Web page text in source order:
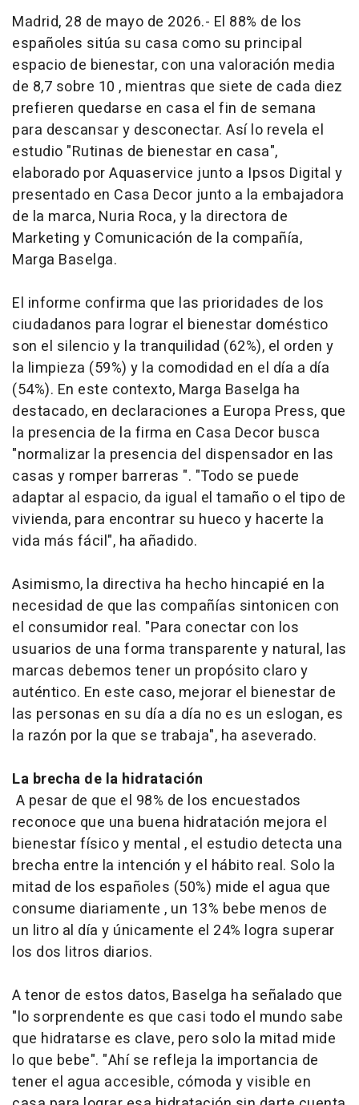
Madrid, 28 de mayo de 2026.- El 88% de los
españoles sitúa su casa como su principal
espacio de bienestar, con una valoración media
de 8,7 sobre 10 , mientras que siete de cada diez
prefieren quedarse en casa el fin de semana
para descansar y desconectar. Así lo revela el
estudio "Rutinas de bienestar en casa",
elaborado por Aquaservice junto a Ipsos Digital y
presentado en Casa Decor junto a la embajadora
de la marca, Nuria Roca, y la directora de
Marketing y Comunicación de la compañía,
Marga Baselga.
El informe confirma que las prioridades de los
ciudadanos para lograr el bienestar doméstico
son el silencio y la tranquilidad (62%), el orden y
la limpieza (59%) y la comodidad en el día a día
(54%). En este contexto, Marga Baselga ha
destacado, en declaraciones a Europa Press, que
la presencia de la firma en Casa Decor busca
"normalizar la presencia del dispensador en las
casas y romper barreras ". "Todo se puede
adaptar al espacio, da igual el tamaño o el tipo de
vivienda, para encontrar su hueco y hacerte la
vida más fácil", ha añadido.
Asimismo, la directiva ha hecho hincapié en la
necesidad de que las compañías sintonicen con
el consumidor real. "Para conectar con los
usuarios de una forma transparente y natural, las
marcas debemos tener un propósito claro y
auténtico. En este caso, mejorar el bienestar de
las personas en su día a día no es un eslogan, es
la razón por la que se trabaja", ha aseverado.
La brecha de la hidratación
A pesar de que el 98% de los encuestados
reconoce que una buena hidratación mejora el
bienestar físico y mental , el estudio detecta una
brecha entre la intención y el hábito real. Solo la
mitad de los españoles (50%) mide el agua que
consume diariamente , un 13% bebe menos de
un litro al día y únicamente el 24% logra superar
los dos litros diarios.
A tenor de estos datos, Baselga ha señalado que
"lo sorprendente es que casi todo el mundo sabe
que hidratarse es clave, pero solo la mitad mide
lo que bebe". "Ahí se refleja la importancia de
tener el agua accesible, cómoda y visible en